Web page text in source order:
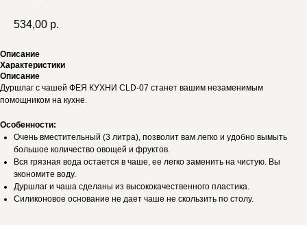
534,00 р.
Описание
Характеристики
Описание
Дуршлаг с чашей ФЕЯ КУХНИ CLD-07 станет вашим незаменимым
помощником на кухне.
Особенности:
Очень вместительный (3 литра), позволит вам легко и удобно вымыть
большое количество овощей и фруктов.
Вся грязная вода остается в чаше, ее легко заменить на чистую. Вы
экономите воду.
Дуршлаг и чаша сделаны из высококачественного пластика.
Силиконовое основание не дает чаше не скользить по столу.